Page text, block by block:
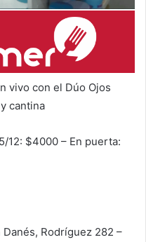
vivo con el Dúo Ojos
cantina
12: $4000 – En puerta:
Danés, Rodríguez 282 –